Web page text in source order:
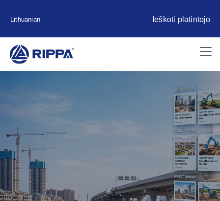
Lithuanian Ieškoti platintojo